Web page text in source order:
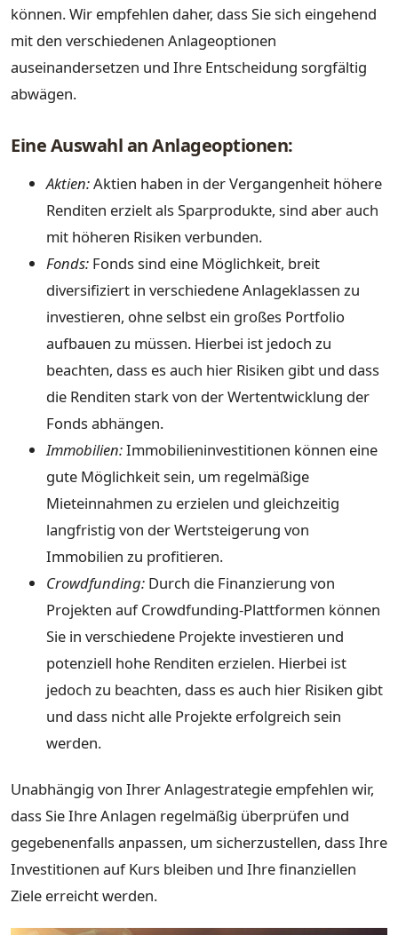
können. Wir empfehlen daher, dass Sie sich eingehend
mit den verschiedenen Anlageoptionen
auseinandersetzen und Ihre Entscheidung sorgfältig
abwägen.
Eine Auswahl an Anlageoptionen:
Aktien:Aktien haben in der Vergangenheit höhere
Renditen erzielt als Sparprodukte, sind aber auch
mit höheren Risiken verbunden.
Fonds: Fonds sind eine Möglichkeit, breit
diversifiziert in verschiedene Anlageklassen zu
investieren, ohne selbst ein großes Portfolio
aufbauen zu müssen. Hierbei ist jedoch zu
beachten, dass es auch hier Risiken gibt und dass
die Renditen stark von der Wertentwicklung der
Fonds abhängen.
Immobilien:Immobilieninvestitionen können eine
gute Möglichkeit sein, um regelmäßige
Mieteinnahmen zu erzielen und gleichzeitig
langfristig von der Wertsteigerung von
Immobilien zu profitieren.
Crowdfunding: Durch die Finanzierung von
Projekten auf Crowdfunding-Plattformen können
Sie in verschiedene Projekte investieren und
potenziell hohe Renditen erzielen. Hierbei ist
jedoch zu beachten, dass es auch hier Risiken gibt
und dass nicht alle Projekte erfolgreich sein
werden.
Unabhängig von Ihrer Anlagestrategie empfehlen wir,
dass Sie Ihre Anlagen regelmäßig überprüfen und
gegebenenfalls anpassen, um sicherzustellen, dass Ihre
Investitionen auf Kurs bleiben und Ihre finanziellen
Ziele erreicht werden.